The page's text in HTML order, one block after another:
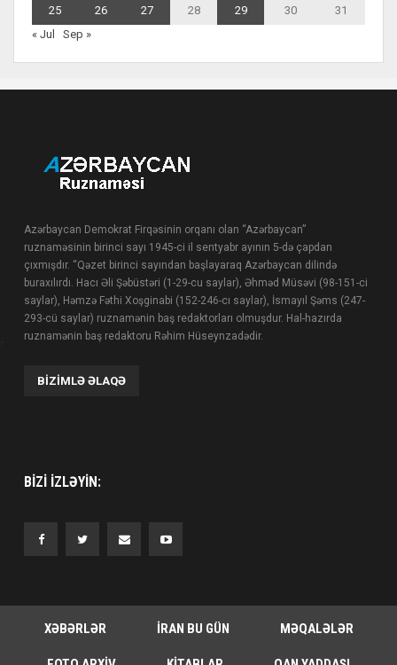
25 26 27 28 29 30
31
« Jul
Sep »
Azərbaycan Demokrat Firqəsinin orqanı olan “Azərbaycan”
ruznaməsinin birinci sayı 1945-ci il sentyabr ayının 5-də çapdan
çıxmışdır. “Qəzet birinci sayından başlayaraq Azərbaycan dilində
buraxılırdı. Hacı Əli Şəbüstəri (1-29-cu saylar), Əhməd Müsəvi (98-151-ci
saylar), Həmzə Fəthi Xoşginabi (152-246-cı saylar), İsmayıl Şəms (247-
293-cü saylar) ruznamənin baş redaktorları olmuşdur. Hal-hazırda
ruznamənin baş redaktoru Rəhim Hüseynzadədir.
BIZIMLƏ ƏLAQƏ
BIZI IZLƏYIN:
XƏBƏRLƏR İRAN BU GÜN MƏQALƏLƏR